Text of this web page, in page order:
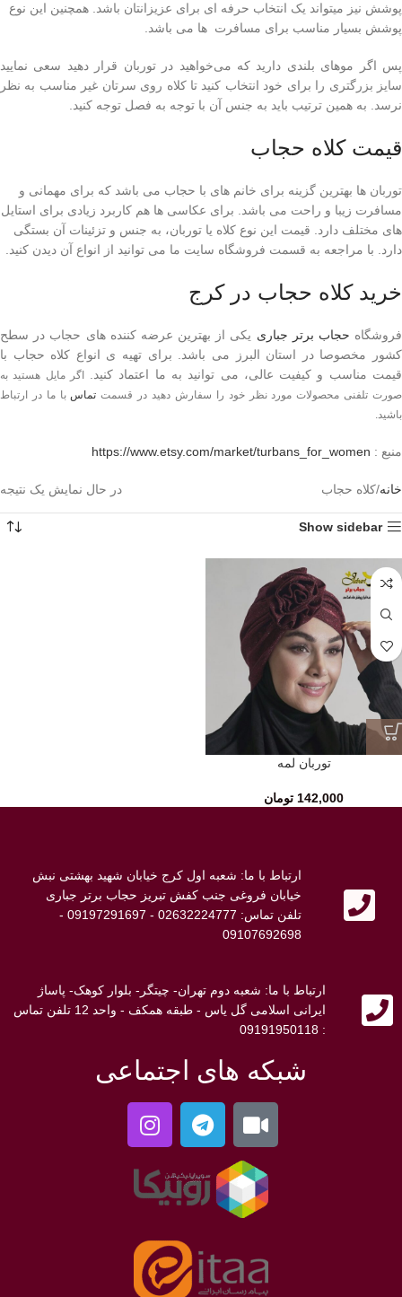
پوشش نیز میتواند یک انتخاب حرفه ای برای عزیزانتان باشد. همچنین این نوع
پوشش بسیار مناسب برای مسافرت ها می باشد.
پس اگر موهای بلندی دارید که می‌خواهید در توربان قرار دهید سعی نمایید
سایز بزرگتری را برای خود انتخاب کنید تا کلاه روی سرتان غیر مناسب به نظر
نرسد. به همین ترتیب باید به جنس آن با توجه به فصل توجه کنید.
قیمت کلاه حجاب
توربان ها بهترین گزینه برای خانم های با حجاب می باشد که برای مهمانی و
مسافرت زیبا و راحت می باشد. برای عکاسی ها هم کاربرد زیادی برای استایل
های مختلف دارد. قیمت این نوع کلاه یا توربان، به جنس و تزئینات آن بستگی
دارد. با مراجعه به قسمت فروشگاه سایت ما می توانید از انواع آن دیدن کنید.
خرید کلاه حجاب در کرج
فروشگاه حجاب برتر جباری یکی از بهترین عرضه کننده های حجاب در سطح
کشور مخصوصا در استان البرز می باشد. برای تهیه ی انواع کلاه حجاب با
قیمت مناسب و کیفیت عالی، می توانید به ما اعتماد کنید. اگر مایل هستید به
صورت تلفنی محصولات مورد نظر خود را سفارش دهید در قسمت تماسبا ما در ارتباط
باشید.
منبع : https://www.etsy.com/market/turbans_for_women
خانه کلاه حجاب در حال نمایش یک نتیجه
Show sidebar
توربان لمه
142,000 تومان
ارتباط با ما: شعبه اول کرج خیابان شهید بهشتی نبش
خیابان فروغی جنب کفش تبریز حجاب برتر جباری
تلفن تماس: 02632224777 - 09197291697 -
09107692698
ارتباط با ما: شعبه دوم تهران- چیتگر- بلوار کوهک- پاساژ
ایرانی اسلامی گل یاس - طبقه همکف - واحد 12 تلفن تماس
: 09191950118
شبکه های اجتماعی